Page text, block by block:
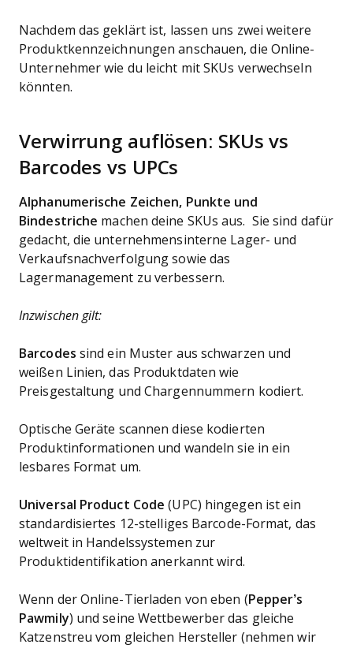
Nachdem das geklärt ist, lassen uns zwei weitere
Produktkennzeichnungen anschauen, die Online-
Unternehmer wie du leicht mit SKUs verwechseln
könnten.
Verwirrung auflösen: SKUs vs
Barcodes vs UPCs
Alphanumerische Zeichen, Punkte und
Bindestriche machen deine SKUs aus. Sie sind dafür
gedacht, die unternehmensinterne Lager- und
Verkaufsnachverfolgung sowie das
Lagermanagement zu verbessern.
Inzwischen gilt:
Barcodes sind ein Muster aus schwarzen und
weißen Linien, das Produktdaten wie
Preisgestaltung und Chargennummern kodiert.
Optische Geräte scannen diese kodierten
Produktinformationen und wandeln sie in ein
lesbares Format um.
Universal Product Code (UPC) hingegen ist ein
standardisiertes 12-stelliges Barcode-Format, das
weltweit in Handelssystemen zur
Produktidentifikation anerkannt wird.
Wenn der Online-Tierladen von eben (Pepper’s
Pawmily) und seine Wettbewerber das gleiche
Katzenstreu vom gleichen Hersteller (nehmen wir